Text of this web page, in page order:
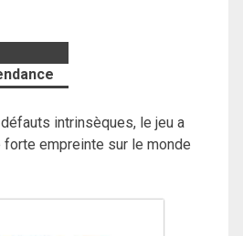
intrinsèques, le jeu a
empreinte sur le monde